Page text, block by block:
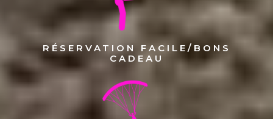
RÉSERVATION FACILE/BONS
CADEAU